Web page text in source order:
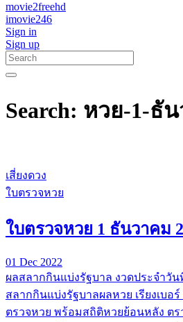
movie2freehd
imovie246
Sign in
Sign up
Search: หวย-1-ธั
เสี่ยงดวง
ใบตรวจหวย
ใบตรวจหวย 1 ธันวาคม
01 Dec 2022
ผลสลากกินแบ่งรัฐบาล งวดประจำวัน
สลากกินแบ่งรัฐบาลผลหวย เรียงเบอ
ตรวจหวย พร้อมสถิติหวยย้อนหลัง ตร